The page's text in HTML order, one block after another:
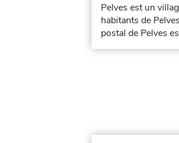
Pelves est un
habitants de
postal de Pelves